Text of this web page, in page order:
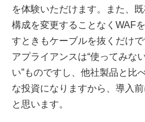
を体験いただけます。また、
構成を変更することなくWAF
すときもケーブルを抜くだけ
アプライアンスは“使ってみな
い”ものですし、他社製品と比
な投資になりますから、導入
と思います。